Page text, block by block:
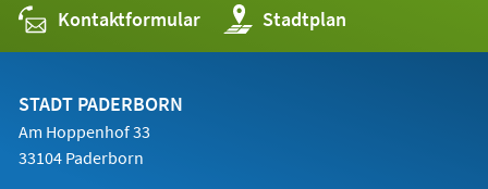
Kontaktformular Stadtplan
(Öffnet
in
einem
STADT PADERBORN
Am Hoppenhof 33
33104 Paderborn